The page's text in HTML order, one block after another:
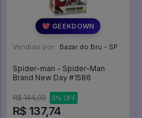
💖 GEEKDOWN
Vendido por: Bazar do Bru - SP
Spider-man - Spider-Man
Brand New Day #1586
R$ 144,99 5% OFF
R$ 137,74